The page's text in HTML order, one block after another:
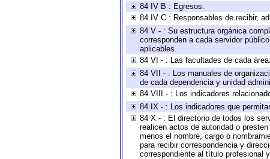
84 IV B : Egresos.
84 IV C : Responsables de recibir,
84 V - : Su estructura orgánica
corresponden a cada servidor
aplicables.
84 VI - : Las facultades de cada área.
84 VII - : Los manuales de
de cada dependencia y unidad
84 VIII - : Los indicadores
84 IX - : Los indicadores que
84 X - : El directorio de todos los
realicen actos de autoridad o
menos el nombre, cargo o
para recibir correspondencia y
correspondiente al título profesional